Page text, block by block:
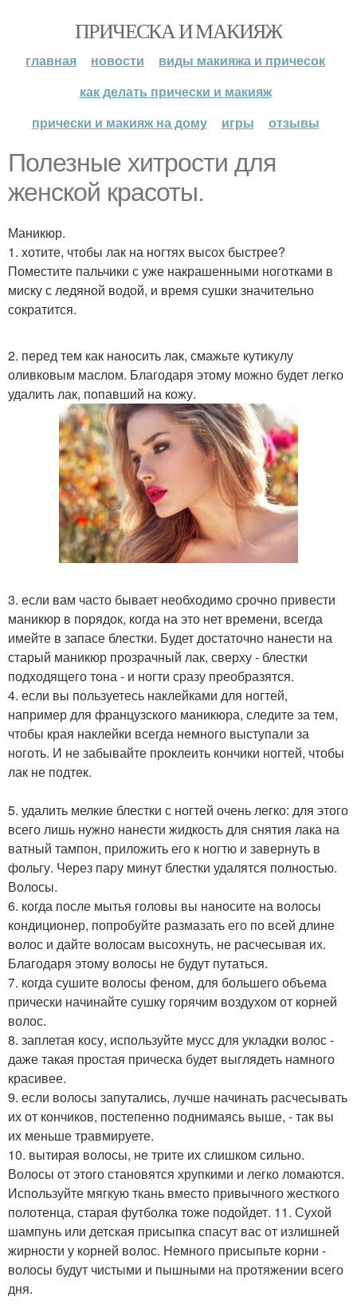
ПРИЧЕСКА И МАКИЯЖ
главная новости
виды макияжа и причесок
как делать прически и макияж
прически и макияж на дому
игры отзывы
Полезные хитрости для
женской красоты.
Маникюр.
1. хотите, чтобы лак на ногтях высох быстрее?
Поместите пальчики с уже накрашенными ноготками в
миску с ледяной водой, и время сушки значительно
сократится.
2. перед тем как наносить лак, смажьте кутикулу
оливковым маслом. Благодаря этому можно будет легко
удалить лак, попавший на кожу.
3. если вам часто бывает необходимо срочно привести
маникюр в порядок, когда на это нет времени, всегда
имейте в запасе блестки. Будет достаточно нанести на
старый маникюр прозрачный лак, сверху - блестки
подходящего тона - и ногти сразу преобразятся.
4. если вы пользуетесь наклейками для ногтей,
например для французского маникюра, следите за тем,
чтобы края наклейки всегда немного выступали за
ноготь. И не забывайте проклеить кончики ногтей, чтобы
лак не подтек.
5. удалить мелкие блестки с ногтей очень легко: для этого
всего лишь нужно нанести жидкость для снятия лака на
ватный тампон, приложить его к ногтю и завернуть в
фольгу. Через пару минут блестки удалятся полностью.
Волосы.
6. когда после мытья головы вы наносите на волосы
кондиционер, попробуйте размазать его по всей длине
волос и дайте волосам высохнуть, не расчесывая их.
Благодаря этому волосы не будут путаться.
7. когда сушите волосы феном, для большего объема
прически начинайте сушку горячим воздухом от корней
волос.
8. заплетая косу, используйте мусс для укладки волос -
даже такая простая прическа будет выглядеть намного
красивее.
9. если волосы запутались, лучше начинать расчесывать
их от кончиков, постепенно поднимаясь выше, - так вы
их меньше травмируете.
10. вытирая волосы, не трите их слишком сильно.
Волосы от этого становятся хрупкими и легко ломаются.
Используйте мягкую ткань вместо привычного жесткого
полотенца, старая футболка тоже подойдет. 11. Сухой
шампунь или детская присыпка спасут вас от излишней
жирности у корней волос. Немного присыпьте корни -
волосы будут чистыми и пышными на протяжении всего
дня.